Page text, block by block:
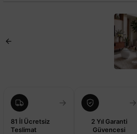
→
81 İl Ücretsiz
Teslimat
→
2 Yıl Garanti
Güvencesi